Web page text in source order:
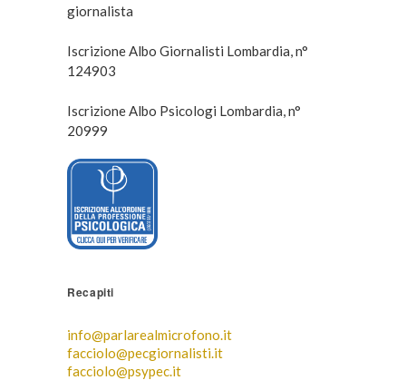
giornalista
Iscrizione Albo Giornalisti Lombardia, n°
124903
Iscrizione Albo Psicologi Lombardia, n°
20999
Recapiti
info@parlarealmicrofono.it
facciolo@pecgiornalisti.it
facciolo@psypec.it